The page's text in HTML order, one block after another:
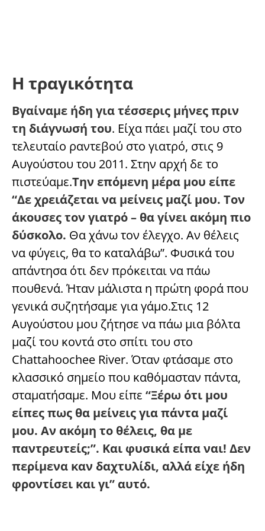
Η τραγικότητα
Βγαίναμε ήδη για τέσσερις μήνες πριν
τη διάγνωσή του. Είχα πάει μαζί του στο
τελευταίο ραντεβού στο γιατρό, στις 9
Αυγούστου του 2011. Στην αρχή δε το
πιστεύαμε.Την επόμενη μέρα μου είπε
“Δε χρειάζεται να μείνεις μαζί μου. Τον
άκουσες τον γιατρό – θα γίνει ακόμη πιο
δύσκολο. Θα χάνω τον έλεγχο. Αν θέλεις
να φύγεις, θα το καταλάβω”. Φυσικά του
απάντησα ότι δεν πρόκειται να πάω
πουθενά. Ήταν μάλιστα η πρώτη φορά που
γενικά συζητήσαμε για γάμο.Στις 12
Αυγούστου μου ζήτησε να πάω μια βόλτα
μαζί του κοντά στο σπίτι του στο
Chattahoochee River. Όταν φτάσαμε στο
κλασσικό σημείο που καθόμασταν πάντα,
σταματήσαμε. Μου είπε “Ξέρω ότι μου
είπες πως θα μείνεις για πάντα μαζί
μου. Αν ακόμη το θέλεις, θα με
παντρευτείς;”. Και φυσικά είπα ναι! Δεν
περίμενα καν δαχτυλίδι, αλλά είχε ήδη
φροντίσει και γι” αυτό.